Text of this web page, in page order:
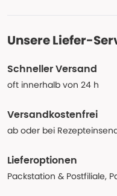
Unsere Liefer-
Schneller Versand
oft innerhalb von 24 h
Versandkostenfrei
ab oder bei
Lieferoptionen
Packstation & Postfiliale,